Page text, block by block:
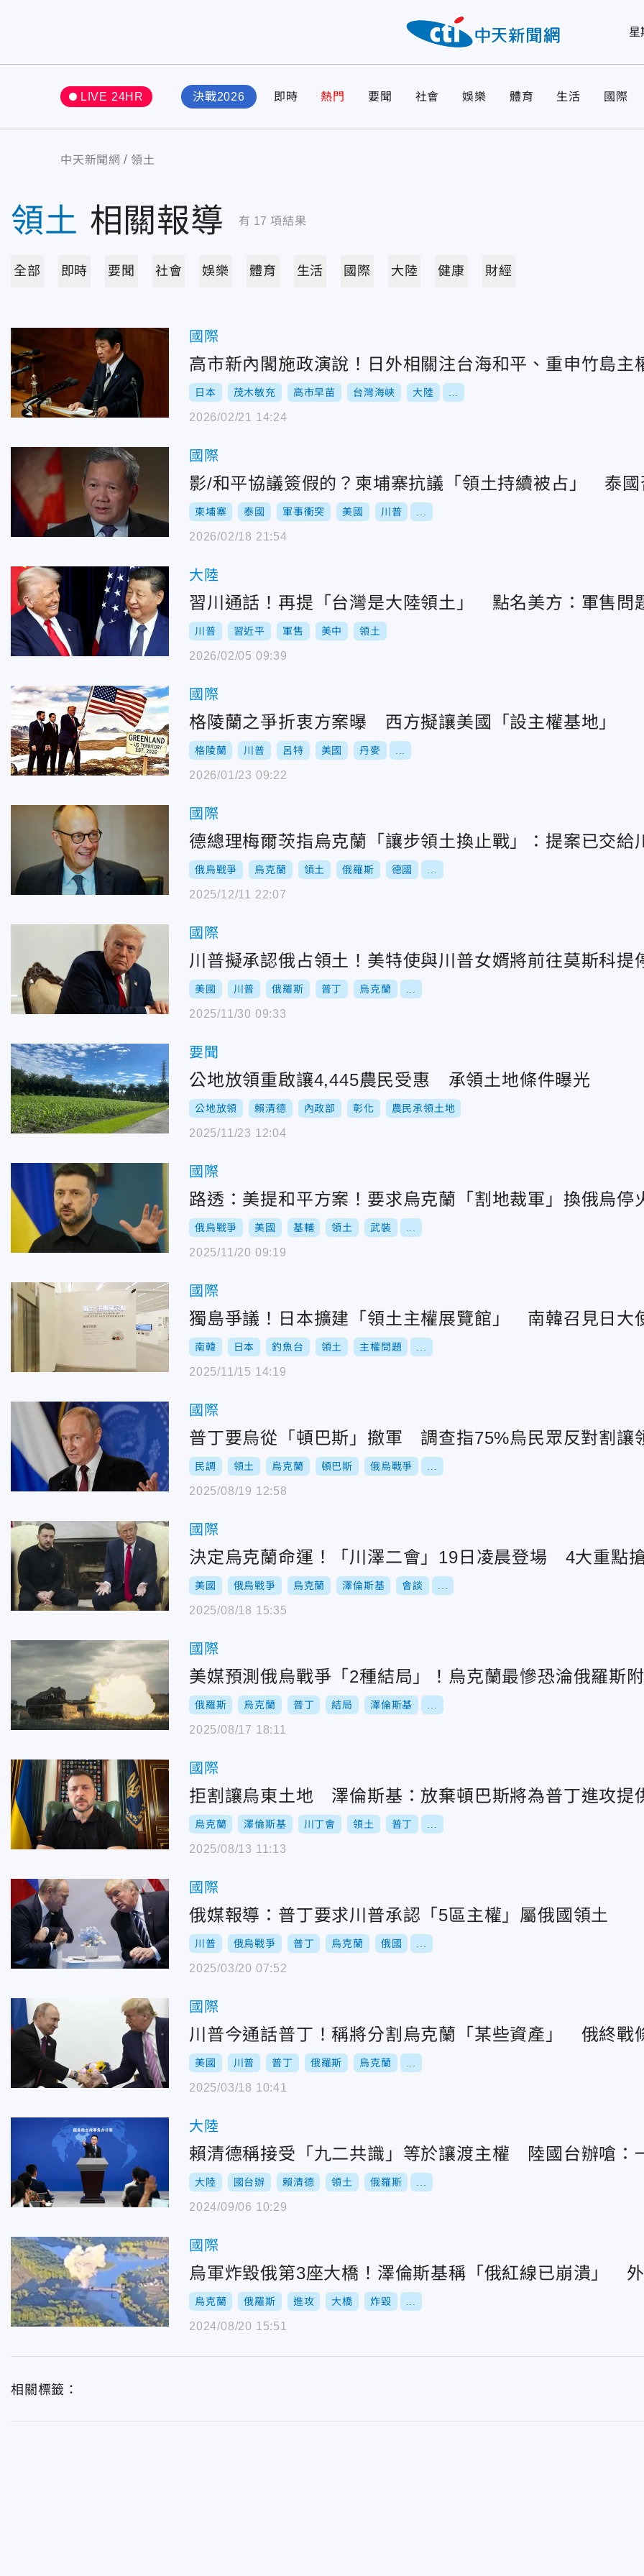
星
LIVE 24HR 決戰2026 即時 熱門 要聞 社會 娛樂 體育 生活 國際
中天新聞網 領土
領土 相關報導 有 17 項結果
全部 即時 要聞 社會 娛樂 體育 生活 國際 大陸 健康 財經
國際
高市新內閣施政演說！日外相關注台海和平、重申竹島主
日本 茂木敏充 高市早苗 台灣海峽 大陸
2026/02/21 14:24
國際
影/和平協議簽假的？柬埔寨抗議「領土持續被占」 泰國
柬埔寨 泰國 軍事衝突 美國 川普
2026/02/18 21:54
大陸
習川通話！再提「台灣是大陸領土」 點名美方：軍售問
川普 習近平 軍售 美中 領土
2026/02/05 09:39
國際
格陵蘭之爭折衷方案曝 西方擬讓美國「設主權基地」
格陵蘭 川普 呂特 美國 丹麥
2026/01/23 09:22
國際
德總理梅爾茨指烏克蘭「讓步領土換止戰」：提案已交給
俄烏戰爭 烏克蘭 領土 俄羅斯 德國
2025/12/11 22:07
國際
川普擬承認俄占領土！美特使與川普女婿將前往莫斯科提
美國 川普 俄羅斯 普丁 烏克蘭
2025/11/30 09:33
要聞
公地放領重啟讓4,445農民受惠 承領土地條件曝光
公地放領 賴清德 內政部 彰化 農民承領土地
2025/11/23 12:04
國際
路透：美提和平方案！要求烏克蘭「割地裁軍」換俄烏停
俄烏戰爭 美國 基輔 領土 武裝
2025/11/20 09:19
國際
獨島爭議！日本擴建「領土主權展覽館」 南韓召見日大
南韓 日本 釣魚台 領土 主權問題
2025/11/15 14:19
國際
普丁要烏從「頓巴斯」撤軍 調查指75%烏民眾反對割讓
民調 領土 烏克蘭 頓巴斯 俄烏戰爭
2025/08/19 12:58
國際
決定烏克蘭命運！「川澤二會」19日凌晨登場 4大重點
美國 俄烏戰爭 烏克蘭 澤倫斯基 會談
2025/08/18 15:35
國際
美媒預測俄烏戰爭「2種結局」！烏克蘭最慘恐淪俄羅斯
俄羅斯 烏克蘭 普丁 結局 澤倫斯基
2025/08/17 18:11
國際
拒割讓烏東土地 澤倫斯基：放棄頓巴斯將為普丁進攻提
烏克蘭 澤倫斯基 川丁會 領土 普丁
2025/08/13 11:13
國際
俄媒報導：普丁要求川普承認「5區主權」屬俄國領土
川普 俄烏戰爭 普丁 烏克蘭 俄國
2025/03/20 07:52
國際
川普今通話普丁！稱將分割烏克蘭「某些資產」 俄終戰
美國 川普 普丁 俄羅斯 烏克蘭
2025/03/18 10:41
大陸
賴清德稱接受「九二共識」等於讓渡主權 陸國台辦嗆：
大陸 國台辦 賴清德 領土 俄羅斯
2024/09/06 10:29
國際
烏軍炸毀俄第3座大橋！澤倫斯基稱「俄紅線已崩潰」
烏克蘭 俄羅斯 進攻 大橋 炸毀
2024/08/20 15:51
相關標籤：